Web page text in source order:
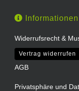
Informationen
Widerrufsrecht &
Vertrag widerrufen
AGB
Privatsphäre und